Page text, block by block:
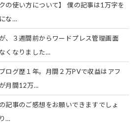
の使い方について】 僕の記事は1万字を
な…
、３週間前からワードプレス管理画面
くなりました…
ログ歴１年。月間２万PVで収益はアフ
月間12万…
事のご感想をお願いできますでしょ
…